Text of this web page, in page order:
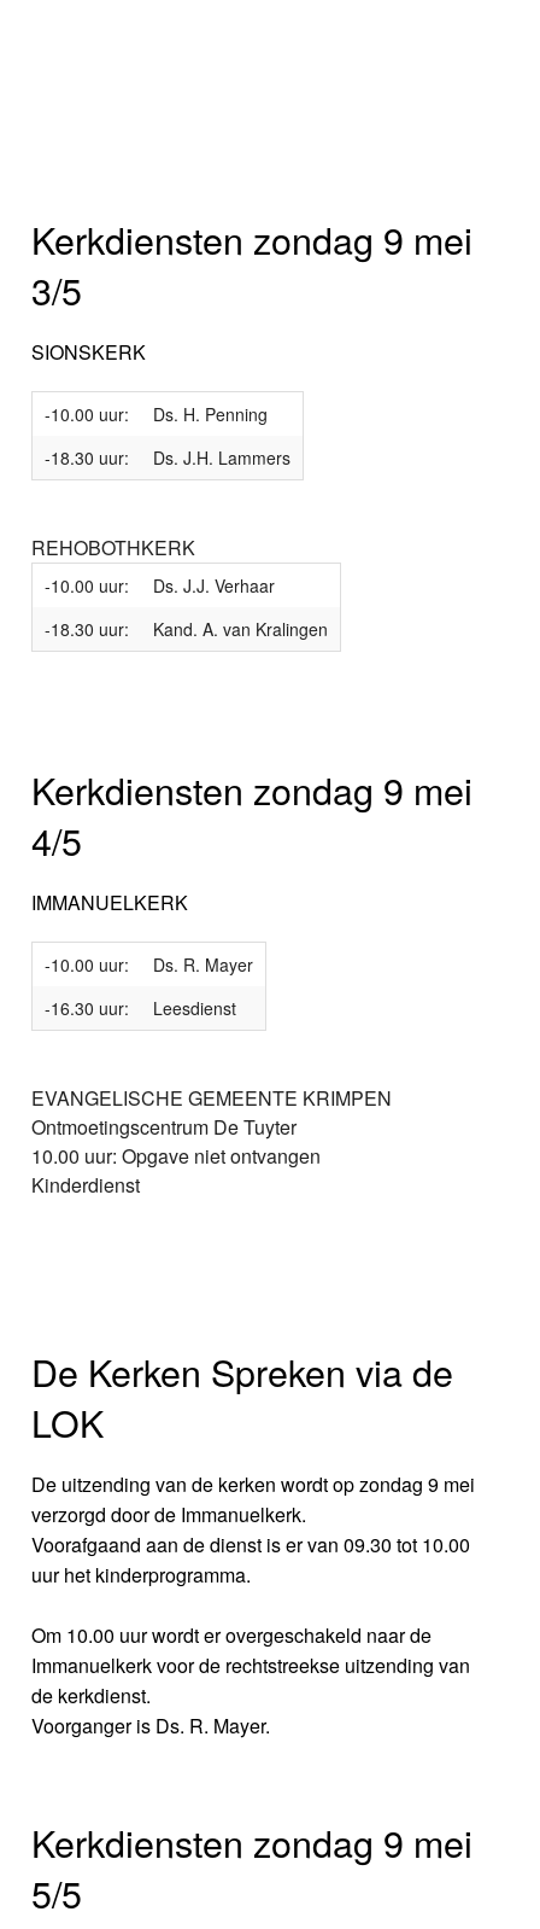
Kerkdiensten zondag 9 mei
3/5
SIONSKERK
-10.00 uur:
Ds. H. Penning
-18.30 uur:
Ds. J.H. Lammers
REHOBOTHKERK
-10.00 uur:
Ds. J.J. Verhaar
-18.30 uur:
Kand. A. van Kralingen
Kerkdiensten zondag 9 mei
4/5
IMMANUELKERK
-10.00 uur:
Ds. R. Mayer
-16.30 uur:
Leesdienst
EVANGELISCHE GEMEENTE KRIMPEN
Ontmoetingscentrum De Tuyter
10.00 uur: Opgave niet ontvangen
Kinderdienst
De Kerken Spreken via de
LOK
De uitzending van de kerken wordt op zondag 9 mei
verzorgd door de Immanuelkerk.
Voorafgaand aan de dienst is er van 09.30 tot 10.00
uur het kinderprogramma.
Om 10.00 uur wordt er overgeschakeld naar de
Immanuelkerk voor de rechtstreekse uitzending van
de kerkdienst.
Voorganger is Ds. R. Mayer.
Kerkdiensten zondag 9 mei
5/5